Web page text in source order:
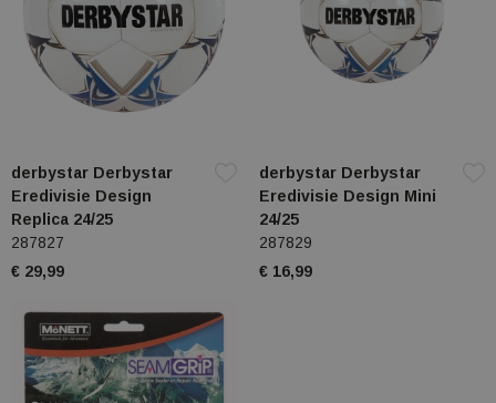
derbystar Derbystar
Eredivisie Design
Replica 24/25
287827
€ 29,99
derbystar Derbystar
Eredivisie Design Mini
24/25
287829
€ 16,99